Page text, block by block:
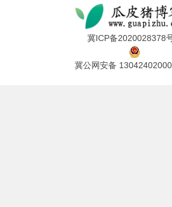
冀ICP备2020028378
冀公网安备